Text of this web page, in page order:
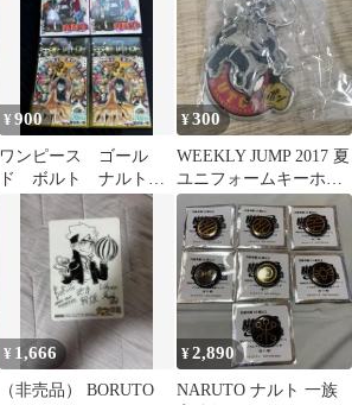
¥900
ワンピース ゴール
ド ボルト ナルト
映画特典 漫画 非売
¥300
WEEKLY JUMP 2017 夏
ユニフォームキーホル
ダー NARUTO
¥ 1,666
（非売品） BORUTO
¥2,890
NARUTO ナルト 一族